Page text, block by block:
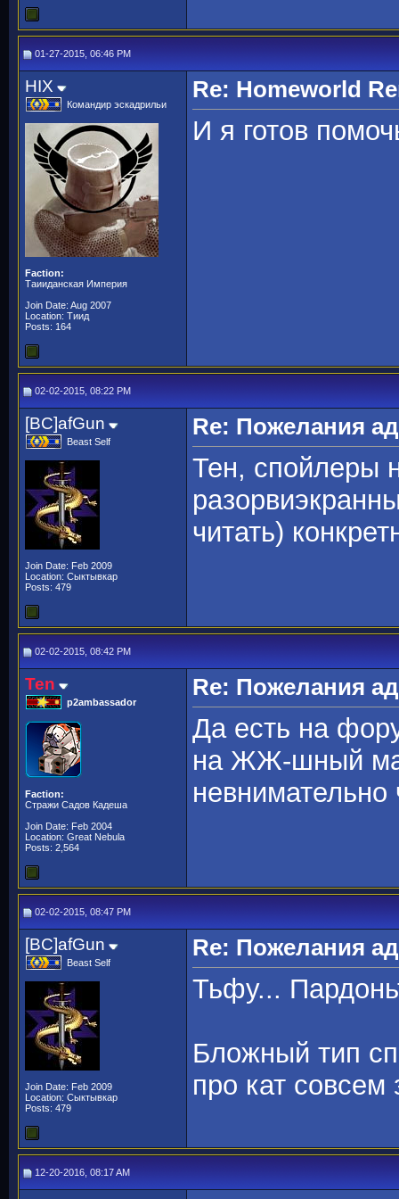
01-27-2015, 06:46 PM
HIX
Командир эскадрильи
Faction:
Таииданская Империя
Join Date: Aug 2007
Location: Тиид
Posts: 164
Re: Homeworld
И я готов
02-02-2015, 08:22 PM
[BC]afGun
Beast Self
Join Date: Feb 2009
Location: Сыктывкар
Posts: 479
Re: Пожелания
Тен, спойлеры
читать)
02-02-2015, 08:42 PM
Ten
p2ambassador
Faction:
Стражи Садов Кадеша
Join Date: Feb 2004
Location: Great Nebula
Posts: 2,564
Re: Пожелания
Да есть на
на ЖЖ-шный
невнимательно
02-02-2015, 08:47 PM
[BC]afGun
Beast Self
Join Date: Feb 2009
Location: Сыктывкар
Posts: 479
Re: Пожелания
Тьфу...
Бложный тип
про кат
12-20-2016, 08:17 AM